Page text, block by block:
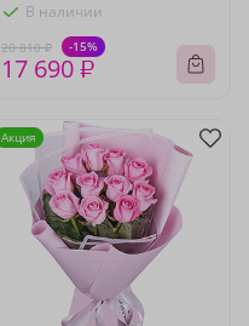
В наличии
20 810 ₽ -15%
17 690 ₽
Акция